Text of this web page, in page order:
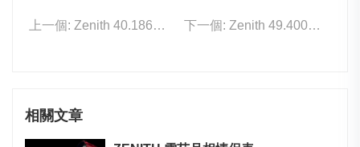
上一個: Zenith 40.1865.0135/51.C200 下一個: Zenith 49.4002.3652/51.I009
相關文章